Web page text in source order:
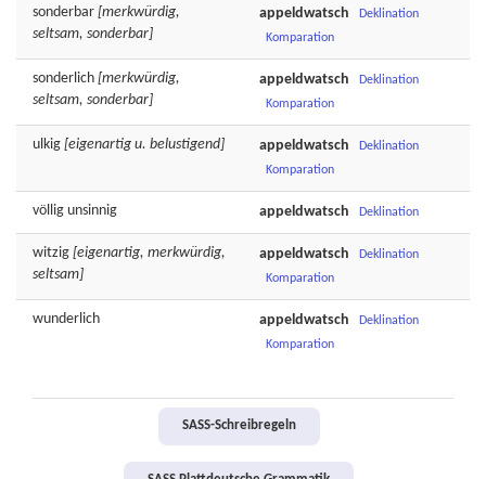
sonderbar [merkwürdig,
seltsam, sonderbar]
appeldwatsch
Deklination
Komparation
sonderlich [merkwürdig,
seltsam, sonderbar]
appeldwatsch
Deklination
Komparation
ulkig [eigenartig u. belustigend] appeldwatsch
Deklination
Komparation
völlig unsinnig appeldwatsch Deklination
witzig [eigenartig, merkwürdig,
seltsam]
appeldwatsch
Deklination
Komparation
wunderlich appeldwatsch
Deklination
Komparation
SASS-Schreibregeln